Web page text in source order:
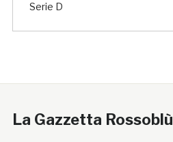
Serie D
La Gazzetta Rossoblù